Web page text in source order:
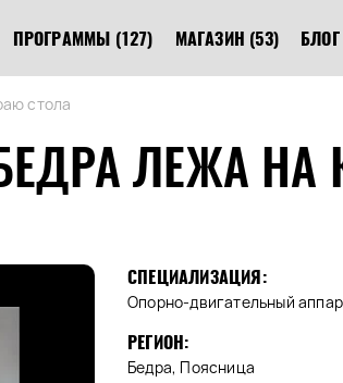
ПРОГРАММЫ (127) МАГАЗИН (53) БЛОГ
стола
ЛЕЖА
СПЕЦИАЛИЗАЦИЯ:
Опорно-двигательный
РЕГИОН:
Бедра, Поясница